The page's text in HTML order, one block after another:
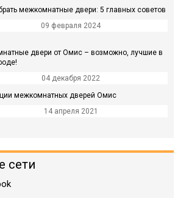
межкомнатные двери: 5 главных советов
09 февраля 2024
двери от Омис – возможно, лучшие в
04 декабря 2022
межкомнатных дверей Омис
14 апреля 2021
сети